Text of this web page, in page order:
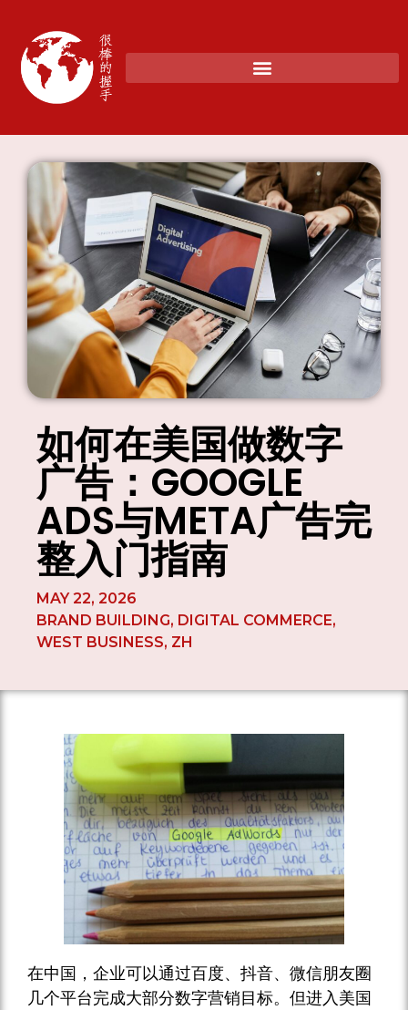
如何在美国做数字
广告：GOOGLE
ADS与META广告完
整入门指南
MAY 22, 2026
BRAND BUILDING, DIGITAL COMMERCE,
WEST BUSINESS, ZH
在中国，企业可以通过百度、抖音、微信朋友圈
几个平台完成大部分数字营销目标。但进入美国